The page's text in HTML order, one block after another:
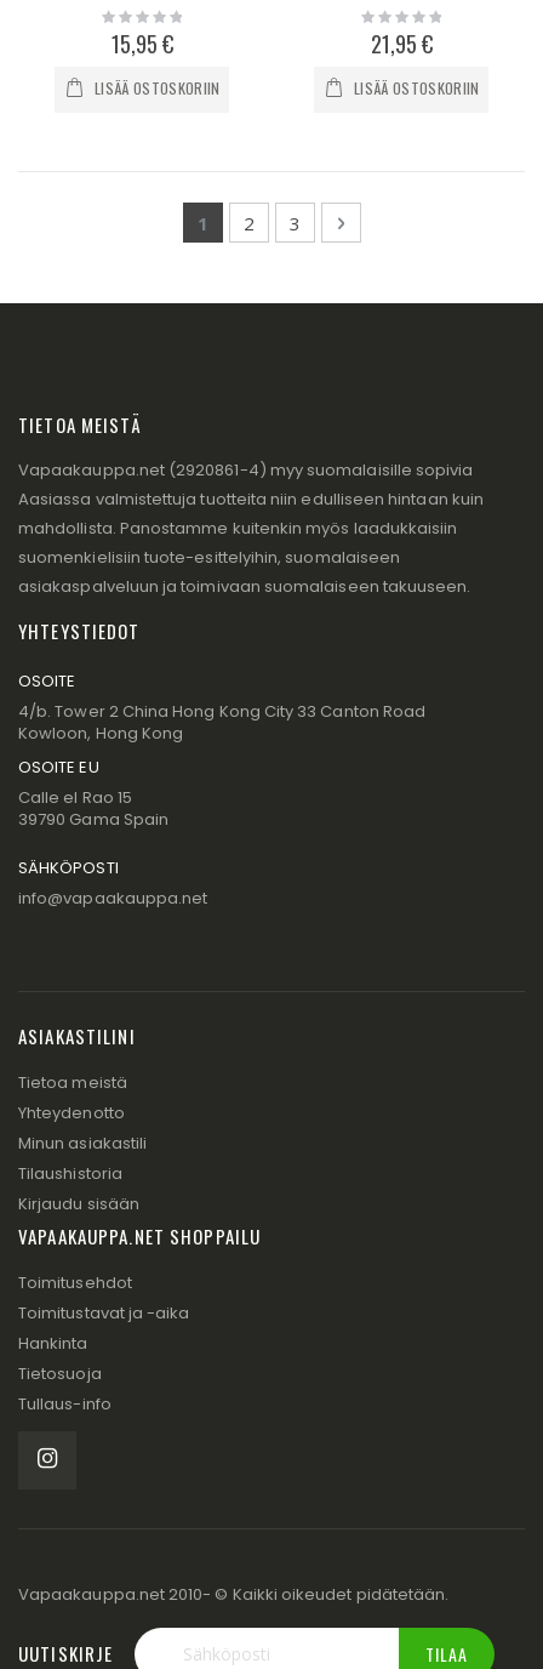
Rating:
0%
15,95 €
LISÄÄ OSTOSKORIIN
Rating:
0%
21,95 €
LISÄÄ OSTOSKORIIN
You're currently reading page
1 Page
2 Page
3 Page
Seuraava
TIETOA MEISTÄ
Vapaakauppa.net (2920861-4) myy suomalaisille sopivia
Aasiassa valmistettuja tuotteita niin edulliseen hintaan kuin
mahdollista. Panostamme kuitenkin myös laadukkaisiin
suomenkielisiin tuote-esittelyihin, suomalaiseen
asiakaspalveluun ja toimivaan suomalaiseen takuuseen.
YHTEYSTIEDOT
OSOITE
4/b. Tower 2 China Hong Kong City 33 Canton Road
Kowloon, Hong Kong
OSOITE EU
Calle el Rao 15
39790 Gama Spain
SÄHKÖPOSTI
info@vapaakauppa.net
ASIAKASTILINI
Tietoa meistä
Yhteydenotto
Minun asiakastili
Tilaushistoria
Kirjaudu sisään
VAPAAKAUPPA.NET SHOPPAILU
Toimitusehdot
Toimitustavat ja -aika
Hankinta
Tietosuoja
Tullaus-info
Vapaakauppa.net 2010- © Kaikki oikeudet pidätetään.
UUTISKIRJE TILAA